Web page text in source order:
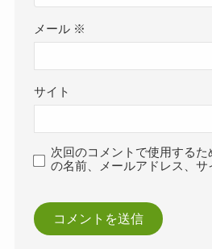
メール ※
サイト
次回のコメントで使用する
の名前、メールアドレス、サ